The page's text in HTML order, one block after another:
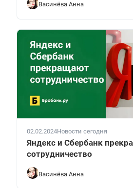
Васинёва Анна
02.02.2024Новости сегодня
Яндекс и Сбербанк
сотрудничество
Васинёва Анна